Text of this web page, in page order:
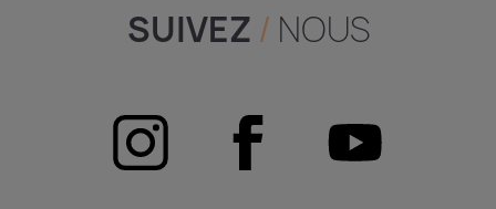
SUIVEZ / NOUS